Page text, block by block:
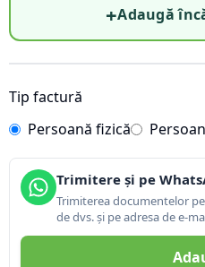
+Adaugă
Tip factură
Persoană fizică
Trimitere și pe
Trimiterea documentelor
de dvs. și pe adresa de e-